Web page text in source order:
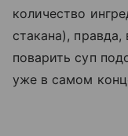
количество
стакана),
поварить суп
уже в самом